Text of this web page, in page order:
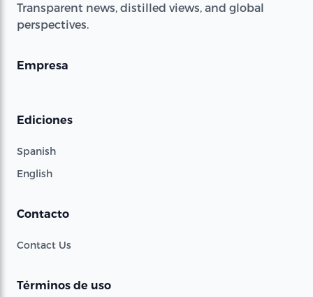
Transparent news, distilled views, and global
perspectives.
Empresa
Ediciones
Spanish
English
Contacto
Contact Us
Términos de uso